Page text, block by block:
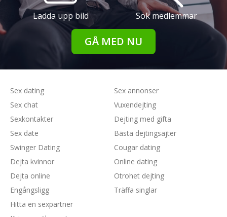
Ladda upp bild Sök medlemmar
GÅ MED NU
Sex dating
Sex chat
Sexkontakter
Sex date
Swinger Dating
Sex annonser
Vuxendejting
Dejting med gifta
Bästa dejtingsajter
Cougar dating
Dejta kvinnor
Dejta online
Engångsligg
Hitta en sexpartner
Online dating
Otrohet dejting
Träffa singlar